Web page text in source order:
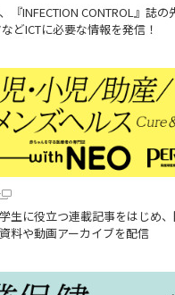
『INFECTION CONTROL』誌の
どICTに必要な情報を発信！
生に役立つ連載記事をはじめ、
料や動画アーカイブを配信